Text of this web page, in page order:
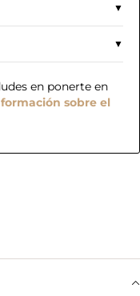
en ponerte en
sobre el